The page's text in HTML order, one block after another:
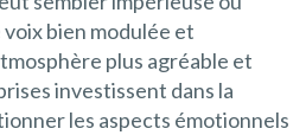
bien modulée et
plus agréable et
investissent dans la
les aspects émotionnels